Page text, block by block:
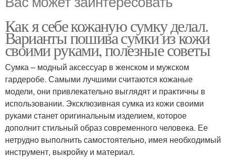
Как я себе кожаную сумку делал.
Варианты пошива сумки из кожи
своими руками, полезные советы
Сумка – модный аксессуар в женском и мужском
гардеробе. Самыми лучшими считаются кожаные
модели, они привлекательно выглядят и практичны в
использовании. Эксклюзивная сумка из кожи своими
руками станет оригинальным изделием, которое
дополнит стильный образ современного человека. Ее
нетрудно выполнить самостоятельно, имея необходимый
инструмент, выкройку и материал.